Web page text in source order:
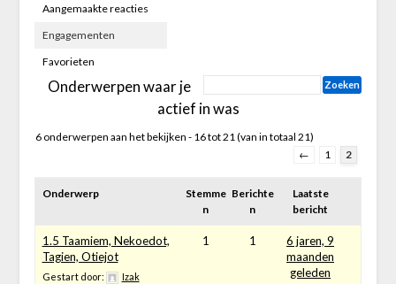
Aangemaakte reacties
Engagementen
Favorieten
Onderwerpen waar je
actief in was
6 onderwerpen aan het bekijken - 16 tot 21 (van in totaal 21)
←
1 2
Onderwerp
Stemme
n
Berichte
n
Laatste
bericht
1.5 Taamiem, Nekoedot,
Tagien, Otiejot
Gestart door:
Izak
1 1
6 jaren, 9
maanden
geleden